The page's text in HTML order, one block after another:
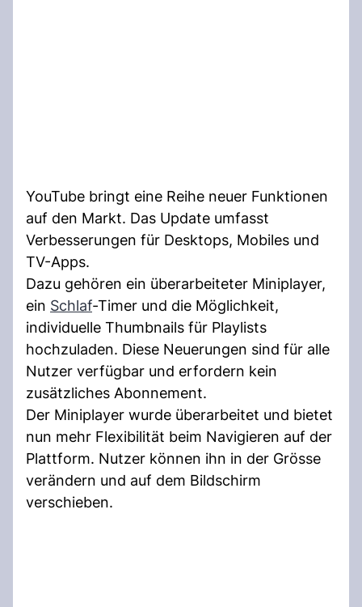
YouTube bringt eine Reihe neuer Funktionen
auf den Markt. Das Update umfasst
Verbesserungen für Desktops, Mobiles und
TV-Apps.
Dazu gehören ein überarbeiteter Miniplayer,
ein Schlaf-Timer und die Möglichkeit,
individuelle Thumbnails für Playlists
hochzuladen. Diese Neuerungen sind für alle
Nutzer verfügbar und erfordern kein
zusätzliches Abonnement.
Der Miniplayer wurde überarbeitet und bietet
nun mehr Flexibilität beim Navigieren auf der
Plattform. Nutzer können ihn in der Grösse
verändern und auf dem Bildschirm
verschieben.